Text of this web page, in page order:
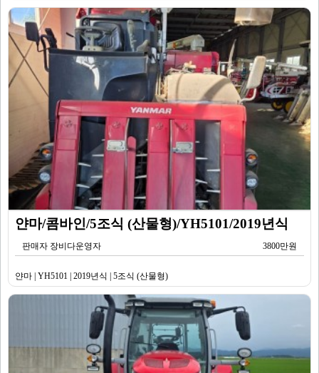
얀마/콤바인/5조식 (산물형)/YH5101/2019년식
판매자 장비다운영자 3800만원
얀마 | YH5101 | 2019년식 | 5조식 (산물형)